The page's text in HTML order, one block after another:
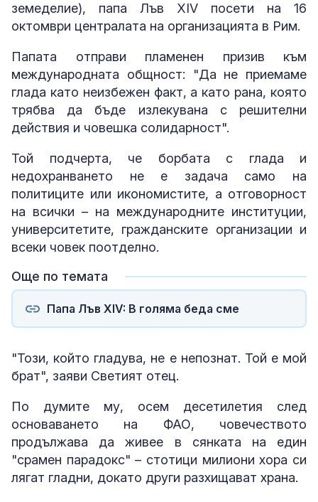
земеделие), папа Лъв XIV посети на 16
октомври централата на организацията в Рим.
Папата отправи пламенен призив към
международната общност: "Да не приемаме
глада като неизбежен факт, а като рана, която
трябва да бъде излекувана с решителни
действия и човешка солидарност".
Той подчерта, че борбата с глада и
недохранването не е задача само на
политиците или икономистите, а отговорност
на всички – на международните институции,
университетите, гражданските организации и
всеки човек поотделно.
Още по темата
Папа Лъв XIV: В голяма беда сме
"Този, който гладува, не е непознат. Той е мой
брат", заяви Светият отец.
По думите му, осем десетилетия след
основаването на ФАО, човечеството
продължава да живее в сянката на един
"срамен парадокс" – стотици милиони хора си
лягат гладни, докато други разхищават храна.